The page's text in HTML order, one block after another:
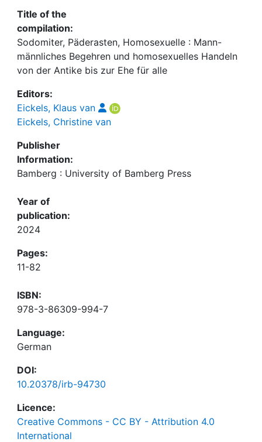
Title of the
compilation:
Sodomiter, Päderasten, Homosexuelle : Mann-
männliches Begehren und homosexuelles Handeln
von der Antike bis zur Ehe für alle
Editors:
Eickels, Klaus van
Eickels, Christine van
Publisher
Information:
Bamberg : University of Bamberg Press
Year of
publication:
2024
Pages:
11-82
ISBN:
978-3-86309-994-7
Language:
German
DOI:
10.20378/irb-94730
Licence:
Creative Commons - CC BY - Attribution 4.0
International